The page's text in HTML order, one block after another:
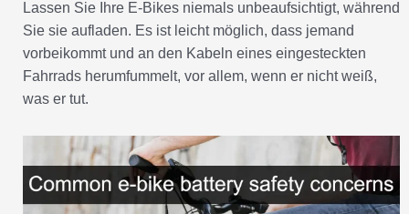
Sie sie aufladen. Es ist leicht möglich, dass jemand
vorbeikommt und an den Kabeln eines eingesteckten
Fahrrads herumfummelt, vor allem, wenn er nicht weiß,
was er tut.